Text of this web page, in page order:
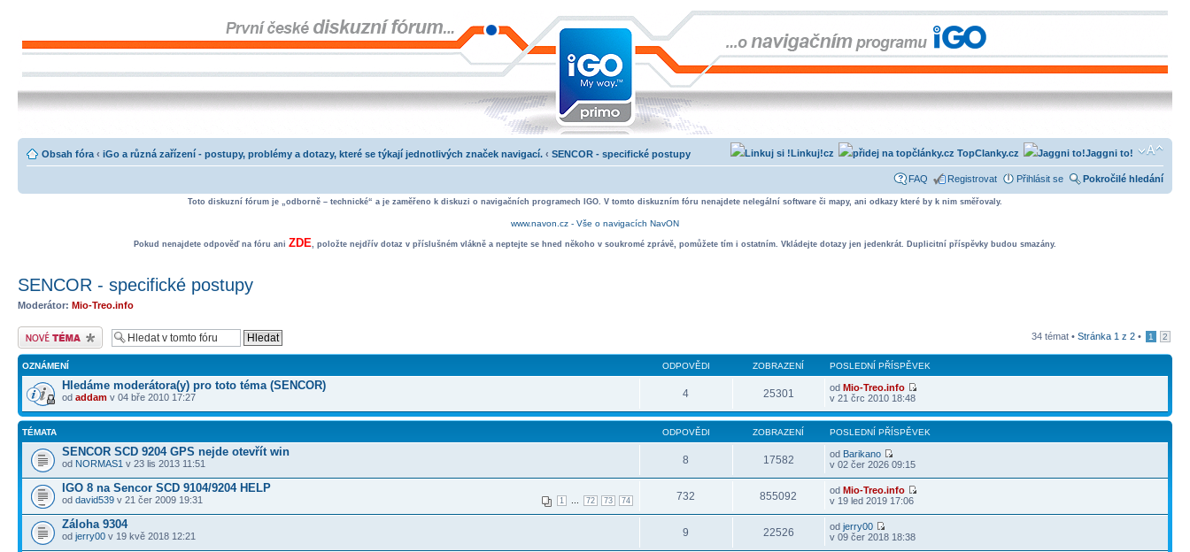
Obsah fóra ‹ iGo a různá zařízení - postupy, problémy a dotazy, které se týkají jednotlivých značek navigací. ‹ SENCOR - specifické postupy Jaggni to!
TopClanky.cz
Linkuj!cz
FAQ Registrovat Přihlásit se Pokročilé hledání
Toto diskuzní fórum je „odborně – technické“ a je zaměřeno k diskuzi o navigačních programech IGO. V tomto diskuzním fóru nenajdete nelegální software či mapy, ani odkazy které by k nim směřovaly.
www.navon.cz - Vše o navigacích NavON
Pokud nenajdete odpověď na fóru ani ZDE, položte nejdřív dotaz v příslušném vlákně a neptejte se hned někoho v soukromé zprávě, pomůžete tím i ostatním. Vkládejte dotazy jen jedenkrát. Duplicitní příspěvky budou smazány.
SENCOR - specifické postupy
Moderátor: Mio-Treo.info
Odeslat nové téma 34 témat • Stránka 1 z 2 • 1 2
OZNÁMENÍ ODPOVĚDI ZOBRAZENÍ POSLEDNÍ PŘÍSPĚVEK
Hledáme moderátora(y) pro toto téma (SENCOR)
od addam v 04 bře 2010 17:27 4 25301 odMio-Treo.info
v 21 črc 2010 18:48
TÉMATA ODPOVĚDI ZOBRAZENÍ POSLEDNÍ PŘÍSPĚVEK
SENCOR SCD 9204 GPS nejde otevřít win
od NORMAS1 v 23 lis 2013 11:51 8 17582 od Barikano
v 02 čer 2026 09:15
IGO 8 na Sencor SCD 9104/9204 HELP
1 72 73 74
od david539 v 21 čer 2009 19:31 732 855092 odMio-Treo.info
v 19 led 2019 17:06
Záloha 9304
od jerry00 v 19 kvě 2018 12:21 9 22526 odjerry00
v 09 čer 2018 18:38